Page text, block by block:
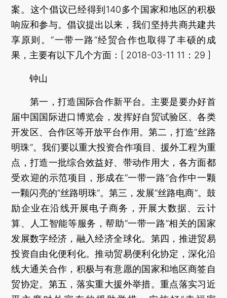
案。这个倡议已经得到140多个国家和地区的积极
响应和参与。倡议提出以来，我们坚持共商共建共
享原则。“一带一路”经贸合作也取得了丰硕的成
果，主要有以下几个方面：[ 2018-03-11 11：29 ]
钟山
第一，打造国际合作新平台。主要是要办好首
届中国国际进口博览会，发挥好自贸试验区、各类
开发区、合作区等开放平台作用。第二，打造“丝路
明珠”。我们要以重大投资合作项目、援外工程为重
点，打造一批综合效益好、带动作用大，各方面都
受欢迎的示范项目，形成在“一带一路”合作中一颗
一颗闪亮的“丝路明珠”。第三，发展“丝路电商”。鼓
励企业在沿线开展电子商务，开展大数据、云计
算、人工智能等服务，帮助“一带一路”相关的国家
发展数字经济，融入经济全球化。第四，推进贸易
投资自由化便利化。推动贸易便利化协定，深化沿
线大通关合作，积极与有意愿的国家和地区商签自
贸协定。第五，落实重大援外举措。重点落实习近